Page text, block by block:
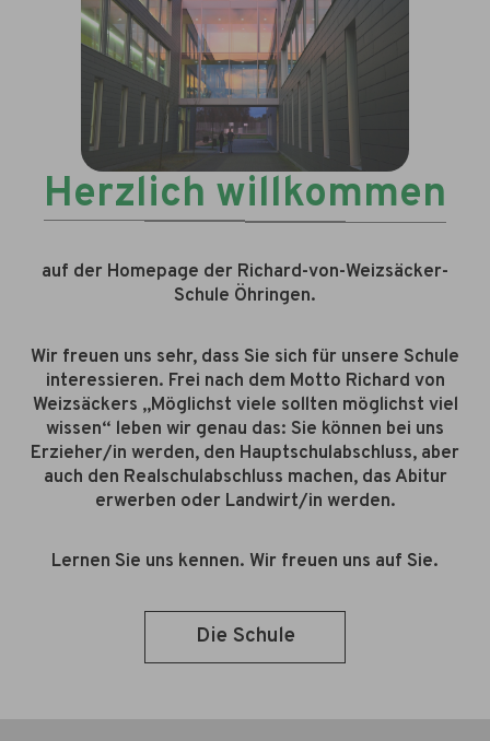
Herzlich willkommen
auf der Homepage der Richard-von-Weizsäcker-
Schule Öhringen.
Wir freuen uns sehr, dass Sie sich für unsere Schule
interessieren. Frei nach dem Motto Richard von
Weizsäckers „Möglichst viele sollten möglichst viel
wissen“ leben wir genau das: Sie können bei uns
Erzieher/in werden, den Hauptschulabschluss, aber
auch den Realschulabschluss machen, das Abitur
erwerben oder Landwirt/in werden.
Lernen Sie uns kennen. Wir freuen uns auf Sie.
Die Schule